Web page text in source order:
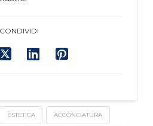
CONDIVIDI
ESTETICA ACCONCIATURA